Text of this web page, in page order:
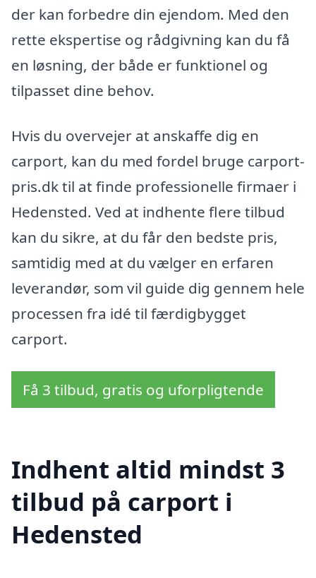
der kan forbedre din ejendom. Med den
rette ekspertise og rådgivning kan du få
en løsning, der både er funktionel og
tilpasset dine behov.
Hvis du overvejer at anskaffe dig en
carport, kan du med fordel bruge carport-
pris.dk til at finde professionelle firmaer i
Hedensted. Ved at indhente flere tilbud
kan du sikre, at du får den bedste pris,
samtidig med at du vælger en erfaren
leverandør, som vil guide dig gennem hele
processen fra idé til færdigbygget
carport.
Få 3 tilbud, gratis og uforpligtende
Indhent altid mindst 3
tilbud på carport i
Hedensted